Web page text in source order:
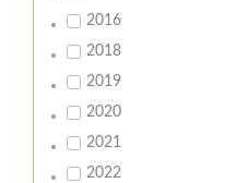
2016
2018
2019
2020
2021
2022